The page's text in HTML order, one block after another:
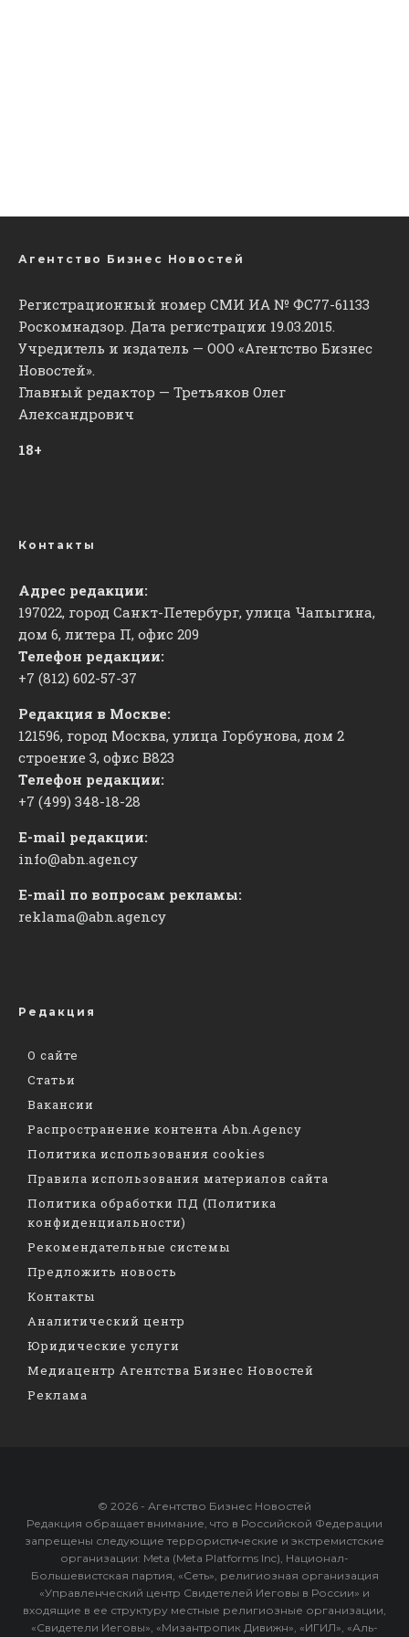
Агентство Бизнес Новостей
Регистрационный номер СМИ ИА № ФС77-61133
Роскомнадзор. Дата регистрации 19.03.2015.
Учредитель и издатель — ООО «Агентство Бизнес
Новостей».
Главный редактор — Третьяков Олег
Александрович
18+
Контакты
Адрес редакции:
197022, город Санкт-Петербург, улица Чапыгина,
дом 6, литера П, офис 209
Телефон редакции:
+7 (812) 602-57-37
Редакция в Москве:
121596, город Москва, улица Горбунова, дом 2
строение 3, офис ​В823
Телефон редакции:
+7 (499) 348-18-28
E-mail редакции:
info@abn.agency
E-mail по вопросам рекламы:
reklama@abn.agency
Редакция
О сайте
Статьи
Вакансии
Распространение контента Abn.Agency
Политика использования cookies
Правила использования материалов сайта
Политика обработки ПД (Политика
конфиденциальности)
Рекомендательные системы
Предложить новость
Контакты
Аналитический центр
Юридические услуги
Медиацентр Агентства Бизнес Новостей
Реклама
© 2026 - Агентство Бизнес Новостей
Редакция обращает внимание, что в Российской Федерации
запрещены следующие террористические и экстремистские
организации: Meta (Meta Platforms Inc), Национал-
Большевистская партия, «Сеть», религиозная организация
«Управленческий центр Свидетелей Иеговы в России» и
входящие в ее структуру местные религиозные организации,
«Свидетели Иеговы», «Мизантропик Дивижн», «ИГИЛ», «Аль-